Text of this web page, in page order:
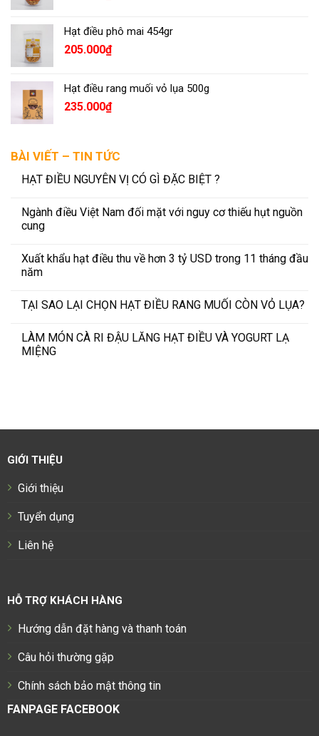
Hạt điều phô mai 454gr
205.000₫
Hạt điều rang muối vỏ lụa 500g
235.000₫
BÀI VIẾT – TIN TỨC
HẠT ĐIỀU NGUYÊN VỊ CÓ GÌ ĐẶC BIỆT ?
Ngành điều Việt Nam đối mặt với nguy cơ thiếu hụt nguồn
cung
Xuất khẩu hạt điều thu về hơn 3 tỷ USD trong 11 tháng đầu
năm
TẠI SAO LẠI CHỌN HẠT ĐIỀU RANG MUỐI CÒN VỎ LỤA?
LÀM MÓN CÀ RI ĐẬU LĂNG HẠT ĐIỀU VÀ YOGURT LẠ
MIỆNG
GIỚI THIỆU
Giới thiệu
Tuyển dụng
Liên hệ
HỖ TRỢ KHÁCH HÀNG
Hướng dẫn đặt hàng và thanh toán
Câu hỏi thường gặp
Chính sách bảo mật thông tin
FANPAGE FACEBOOK